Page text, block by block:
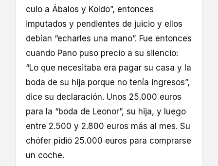
culo a Ábalos y Koldo”, entonces
imputados y pendientes de juicio y ellos
debían “echarles una mano”. Fue entonces
cuando Pano puso precio a su silencio:
“Lo que necesitaba era pagar su casa y la
boda de su hija porque no tenía ingresos”,
dice su declaración. Unos 25.000 euros
para la “boda de Leonor”, su hija, y luego
entre 2.500 y 2.800 euros más al mes. Su
chófer pidió 25.000 euros para comprarse
un coche.